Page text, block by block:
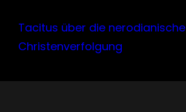
Tacitus über die nerodianische
Christenverfolgung